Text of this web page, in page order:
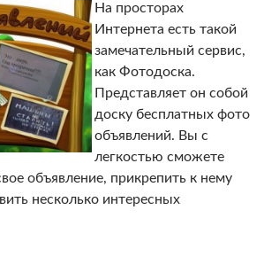
На просторах
Интернета есть такой
замечательный сервис,
как Фотодоска.
Представляет он собой
доску бесплатных фото
объявлений. Вы с
легкостью сможете
объявление, прикрепить к нему
несколько интересных